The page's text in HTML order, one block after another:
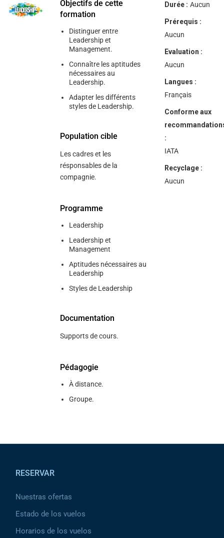
help
you
navigate
Objectifs de cette
formation
Distinguer entre
Leadership et
Management.
Connaître les aptitudes
nécessaires au
Leadership.
Adapter les différents
styles de Leadership.
Population cible
Les cadres et les
résponsables de la
compagnie.
Programme
Leadership
Leadership et
Management
Aptitudes nécessaires au
Leadership
Styles de Leadership
Documentation
Supports de cours.
Pédagogie
À distance.
Groupe.
Durée : Aucun
Prérequis :
Aucun
Evaluation :
Aucun
Langues :
Français
Conforme aux
:
IATA
Recyclage :
Aucun
RESERVAR
Nuestras ofertas
Estado de los vuelos
Horarios de los vuelos